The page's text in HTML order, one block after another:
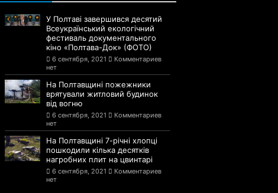
У Полтаві завершився десятий
Всеукраїнський екологічний
фестиваль документального
кіно «Полтава-Док» (ФОТО)
6 сентября, 2021
Комментариев
нет
На Полтавщині пожежники
врятували житловий будинок
від вогню
6 сентября, 2021
Комментариев
нет
На Полтавщині 7-річні хлопці
пошкодили кілька десятків
нагробних плит на цвинтарі
6 сентября, 2021
Комментариев
нет